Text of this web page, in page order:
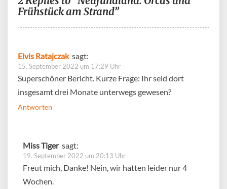
Frühstück am Strand”
Elvis Ratajczak sagt:
15. September 2022 um 17:29 Uhr
Superschöner Bericht. Kurze Frage: Ihr seid dort
insgesamt drei Monate unterwegs gewesen?
Antworten
Miss Tiger sagt:
19. September 2022 um 20:13 Uhr
Freut mich, Danke! Nein, wir hatten leider nur 4
Wochen.